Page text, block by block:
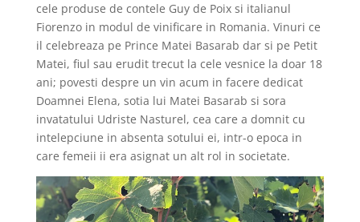
cele produse de contele Guy de Poix si italianul
Fiorenzo in modul de vinificare in Romania. Vinuri ce
il celebreaza pe Prince Matei Basarab dar si pe Petit
Matei, fiul sau erudit trecut la cele vesnice la doar 18
ani; povesti despre un vin acum in facere dedicat
Doamnei Elena, sotia lui Matei Basarab si sora
invatatului Udriste Nasturel, cea care a domnit cu
intelepciune in absenta sotului ei, intr-o epoca in
care femeii ii era asignat un alt rol in societate.